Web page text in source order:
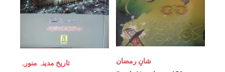
تاریخ مدینہ منورہ
شانِ رمضان